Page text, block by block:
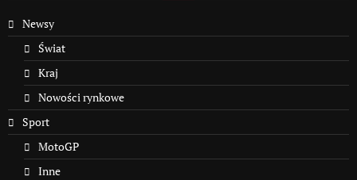
Newsy
Świat
Kraj
Nowości rynkowe
Sport
MotoGP
Inne